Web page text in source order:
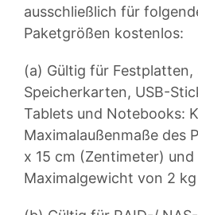
ausschließlich für
Paketgrößen kostenlos:
(a) Gültig für Festplatten,
Speicherkarten, USB-
Tablets und Notebooks:
Maximalaußenmaße des
x 15 cm (Zentimeter) und
Maximalgewicht von 2